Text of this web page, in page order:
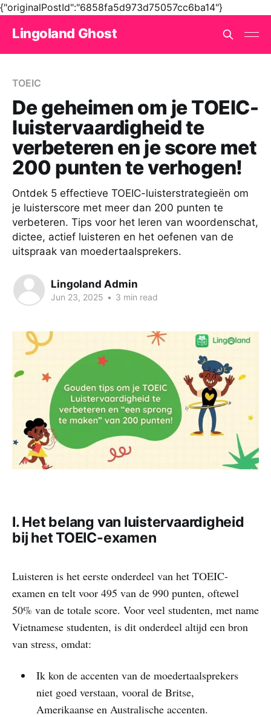
{"originalPostId":"6858fa5d973d75057cc6ba14"}
Lingoland Ghost
TOEIC
De geheimen om je TOEIC-
luistervaardigheid te
verbeteren en je score met
200 punten te verhogen!
Ontdek 5 effectieve TOEIC-luisterstrategieën om
je luisterscore met meer dan 200 punten te
verbeteren. Tips voor het leren van woordenschat,
dictee, actief luisteren en het oefenen van de
uitspraak van moedertaalsprekers.
Lingoland Admin
Jun 23, 2025 • 3 min read
I. Het belang van luistervaardigheid
bij het TOEIC-examen
Luisteren is het eerste onderdeel van het TOEIC-
examen en telt voor 495 van de 990 punten, oftewel
50% van de totale score. Voor veel studenten, met name
Vietnamese studenten, is dit onderdeel altijd een bron
van stress, omdat:
Ik kon de accenten van de moedertaalsprekers
niet goed verstaan, vooral de Britse,
Amerikaanse en Australische accenten.